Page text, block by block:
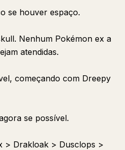
se houver espaço.
Nenhum Pokémon ex a
atendidas.
começando com Dreepy
se possível.
> Drakloak > Dusclops >